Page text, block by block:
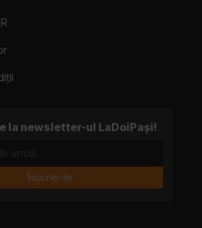
la newsletter-ul LaDoiPași!
Înscrie-te